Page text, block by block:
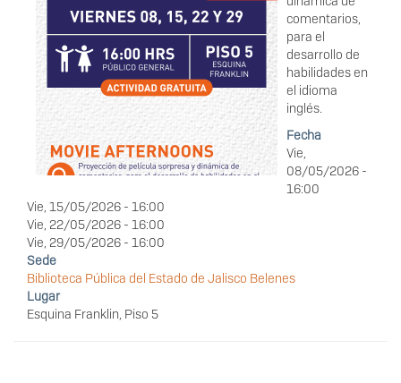
comentarios,
para el
desarrollo de
habilidades en
el idioma
inglés.
Fecha
Vie,
08/05/2026 -
16:00
Vie, 15/05/2026 - 16:00
Vie, 22/05/2026 - 16:00
Vie, 29/05/2026 - 16:00
Sede
Biblioteca Pública del Estado de Jalisco Belenes
Lugar
Esquina Franklin, Piso 5